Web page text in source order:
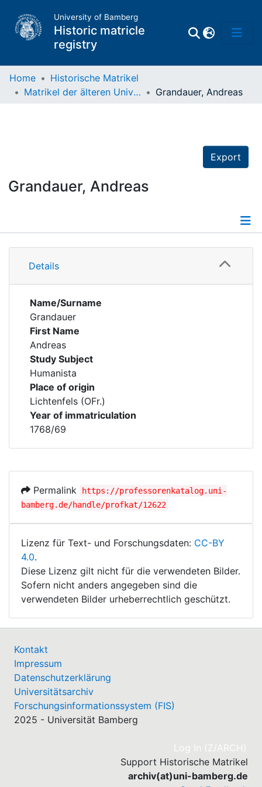
University of Bamberg
Historic matricle
registry
Home
Historische Matrikel
Matrikel der älteren Universität
Grandauer, Andreas
Export
Grandauer, Andreas
Details
Details
Name/Surname
Grandauer
First Name
Andreas
Study Subject
Humanista
Place of origin
Lichtenfels (OFr.)
Year of immatriculation
1768/69
Permalink
https://professorenkatalog.uni-
bamberg.de/handle/profkat/12622
Lizenz für Text- und Forschungsdaten: CC-BY
4.0.
Diese Lizenz gilt nicht für die verwendeten Bilder.
Sofern nicht anders angegeben sind die
verwendeten Bilder urheberrechtlich geschützt.
Kontakt
Impressum
Datenschutzerklärung
Universitätsarchiv
Forschungsinformationssystem (FIS)
2025 - Universität Bamberg
Log In (Z/ARCH)
Support Historische Matrikel
archiv(at)uni-bamberg.de